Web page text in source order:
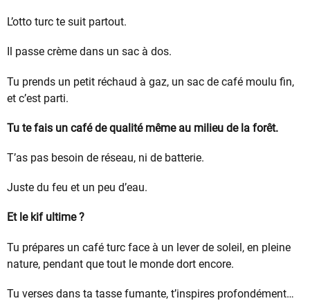
L’otto turc te suit partout.
Il passe crème dans un sac à dos.
Tu prends un petit réchaud à gaz, un sac de café moulu fin,
et c’est parti.
Tu te fais un café de qualité même au milieu de la forêt.
T’as pas besoin de réseau, ni de batterie.
Juste du feu et un peu d’eau.
Et le kif ultime ?
Tu prépares un café turc face à un lever de soleil, en pleine
nature, pendant que tout le monde dort encore.
Tu verses dans ta tasse fumante, t’inspires profondément…